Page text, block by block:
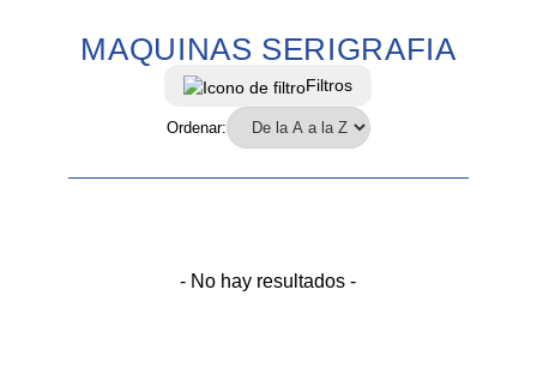
MAQUINAS SERIGRAFIA
Filtros
Ordenar:
- No hay resultados -